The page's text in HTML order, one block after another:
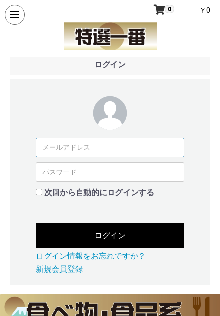
0 ￥0
ログイン
次回から自動的にログインする
ログイン
ログイン情報をお忘れですか？
新規会員登録